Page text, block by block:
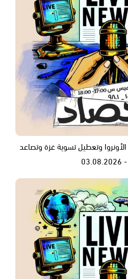
وتعطيل تسوية غزة وتصاعد